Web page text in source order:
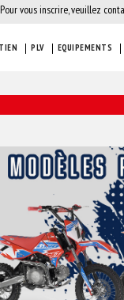
vous inscrire, veuillez
PLV EQUIPEMENTS